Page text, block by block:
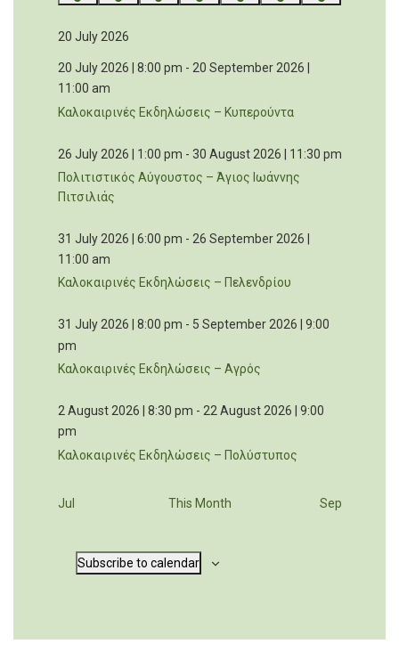
events eventseventseventseventseventsevents
20 July 2026
20 July 2026 | 8:00 pm - 20 September 2026 |
11:00 am
Καλοκαιρινές Εκδηλώσεις – Κυπερούντα
26 July 2026 | 1:00 pm - 30 August 2026 | 11:30 pm
Πολιτιστικός Αύγουστος – Άγιος Ιωάννης
Πιτσιλιάς
31 July 2026 | 6:00 pm - 26 September 2026 |
11:00 am
Καλοκαιρινές Εκδηλώσεις – Πελενδρίου
31 July 2026 | 8:00 pm - 5 September 2026 | 9:00
pm
Καλοκαιρινές Εκδηλώσεις – Αγρός
2 August 2026 | 8:30 pm - 22 August 2026 | 9:00
pm
Καλοκαιρινές Εκδηλώσεις – Πολύστυπος
Jul This Month Sep
Subscribe to calendar